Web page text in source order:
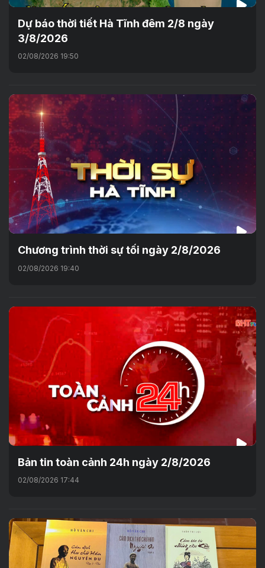
Dự báo thời tiết Hà Tĩnh đêm 2/8 ngày
3/8/2026
02/08/2026 19:50
Chương trình thời sự tối ngày 2/8/2026
02/08/2026 19:40
Bản tin toàn cảnh 24h ngày 2/8/2026
02/08/2026 17:44